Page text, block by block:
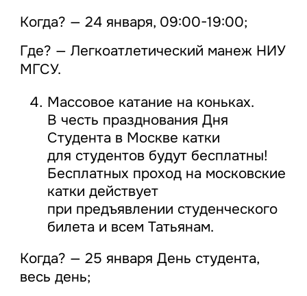
Когда? — 24 января, 09:00-19:00;
Где? — Легкоатлетический манеж НИУ
МГСУ.
Массовое катание на коньках.
В честь празднования Дня
Студента в Москве катки
для студентов будут бесплатны!
Бесплатных проход на московские
катки действует
при предъявлении студенческого
билета и всем Татьянам.
Когда? — 25 января День студента,
весь день;